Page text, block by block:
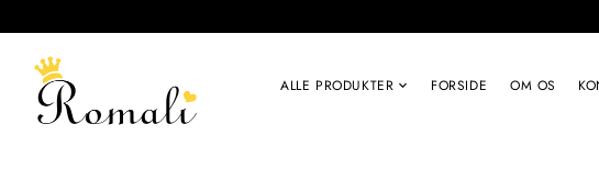
ALLE PRODUKTER FORSIDE OM OS